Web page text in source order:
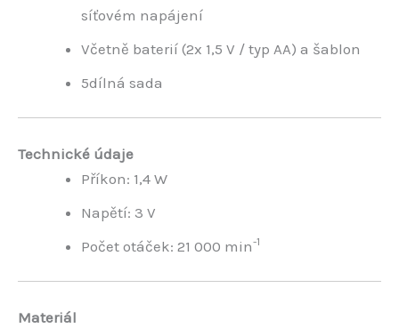
síťovém napájení
Včetně baterií (2x 1,5 V / typ AA) a šablon
5dílná sada
Technické údaje
Příkon: 1,4 W
Napětí: 3 V
Počet otáček: 21 000 min-1
Materiál